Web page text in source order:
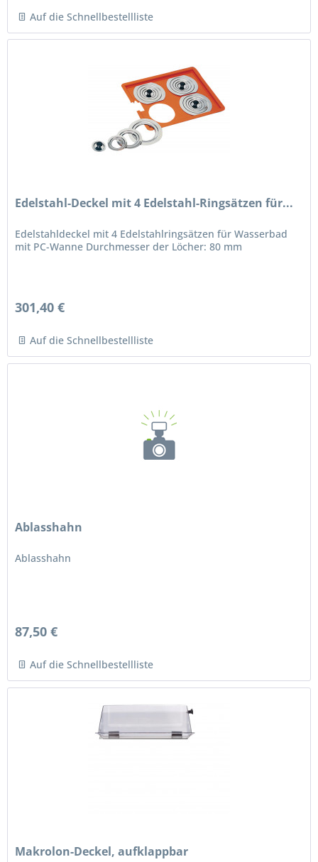
Auf die Schnellbestellliste
Edelstahl-Deckel mit 4 Edelstahl-Ringsätzen für...
Edelstahldeckel mit 4 Edelstahlringsätzen für Wasserbad
mit PC-Wanne Durchmesser der Löcher: 80 mm
301,40 €
Auf die Schnellbestellliste
Ablasshahn
Ablasshahn
87,50 €
Auf die Schnellbestellliste
Makrolon-Deckel, aufklappbar